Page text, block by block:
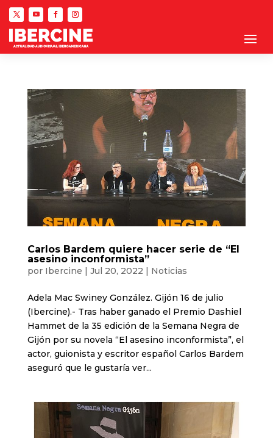
Carlos Bardem quiere hacer serie de “El
asesino inconformista”
por Ibercine | Jul 20, 2022 | Noticias
Adela Mac Swiney González. Gijón 16 de julio
(Ibercine).- Tras haber ganado el Premio Dashiel
Hammet de la 35 edición de la Semana Negra de
Gijón por su novela “El asesino inconformista”, el
actor, guionista y escritor español Carlos Bardem
aseguró que le gustaría ver...